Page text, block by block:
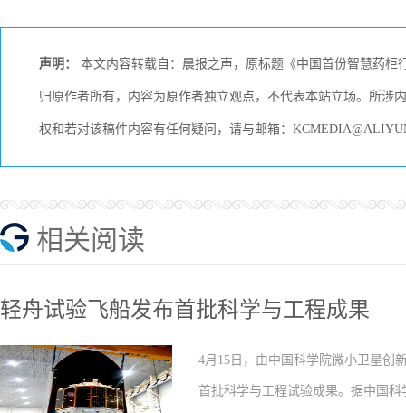
声明： 本文内容转载自：晨报之声，原标题《中国首份智慧药
归原作者所有，内容为原作者独立观点，不代表本站立场。所涉
权和若对该稿件内容有任何疑问，请与邮箱：
相关阅读
轻舟试验飞船发布首批科学与工程成果
4月15日，由中国科学院微小卫星创
首批科学与工程试验成果。据中国